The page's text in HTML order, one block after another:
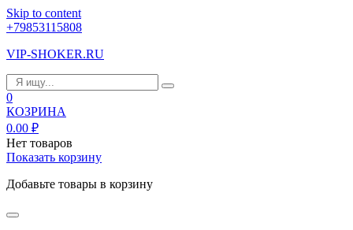
Skip to content
+79853115808
VIP-SHOKER.RU
0
КОЗРИНА
0.00 ₽
Нет товаров
Показать корзину
Добавьте товары в корзину